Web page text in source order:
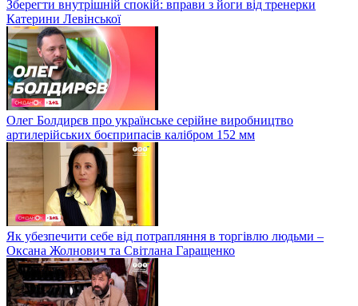
Зберегти внутрішній спокій: вправи з йоги від тренерки
Катерини Левінської
Олег Болдирєв про українське серійне виробництво
артилерійських боєприпасів калібром 152 мм
Як убезпечити себе від потрапляння в торгівлю людьми –
Оксана Жолнович та Світлана Гаращенко